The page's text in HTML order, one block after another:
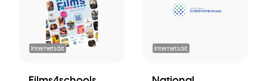
Internetsäit Internetsäit